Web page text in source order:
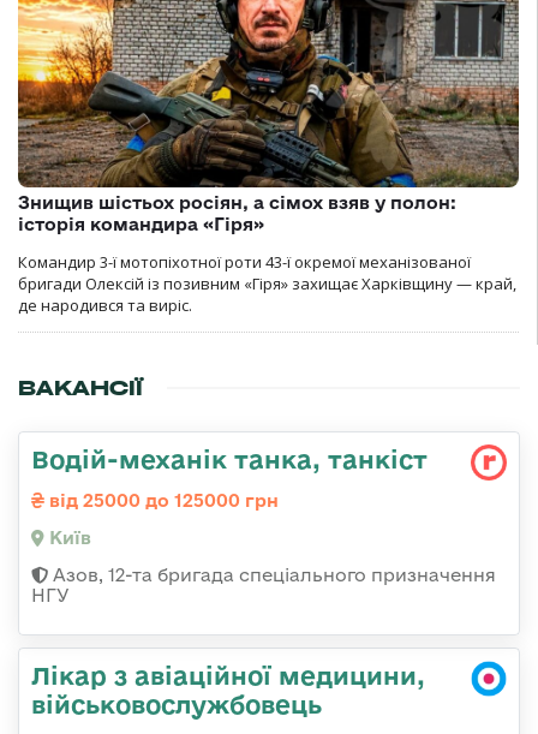
Знищив шістьох росіян, а сімох взяв у полон:
історія командира «Гіря»
Командир 3-ї мотопіхотної роти 43-ї окремої механізованої
бригади Олексій із позивним «Гіря» захищає Харківщину — край,
де народився та виріс.
ВАКАНСІЇ
Водій-механік танка, танкіст
від 25000 до 125000 грн
Київ
Азов, 12-та бригада спеціального призначення
НГУ
Лікар з авіаційної медицини,
військовослужбовець